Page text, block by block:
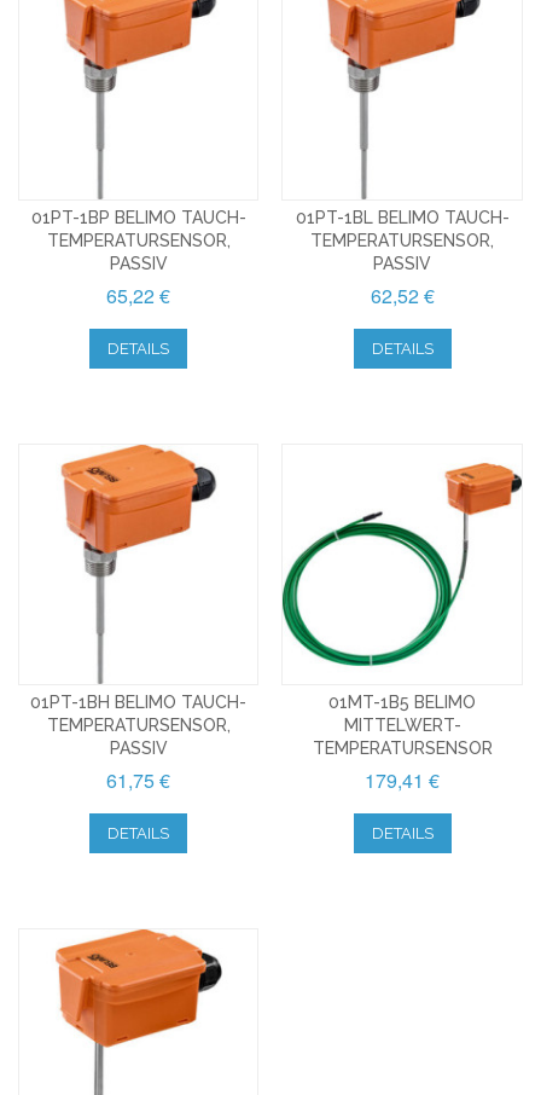
01PT-1BP BELIMO TAUCH-
TEMPERATURSENSOR,
PASSIV
65,22 €
DETAILS
01PT-1BL BELIMO TAUCH-
TEMPERATURSENSOR,
PASSIV
62,52 €
DETAILS
01PT-1BH BELIMO TAUCH-
TEMPERATURSENSOR,
PASSIV
61,75 €
DETAILS
01MT-1B5 BELIMO
MITTELWERT-
TEMPERATURSENSOR
179,41 €
DETAILS